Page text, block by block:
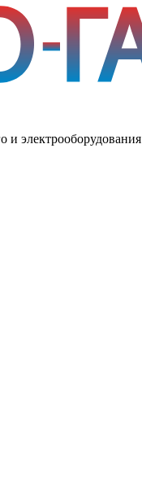
и электрооборудования